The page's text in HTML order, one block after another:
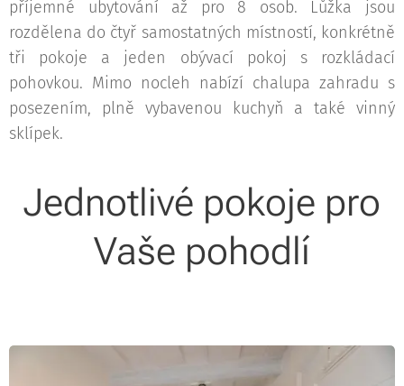
příjemné ubytování až pro 8 osob. Lůžka jsou
rozdělena do čtyř samostatných místností, konkrétně
tři pokoje a jeden obývací pokoj s rozkládací
pohovkou. Mimo nocleh nabízí chalupa zahradu s
posezením, plně vybavenou kuchyň a také vinný
sklípek.
Jednotlivé pokoje pro
Vaše pohodlí